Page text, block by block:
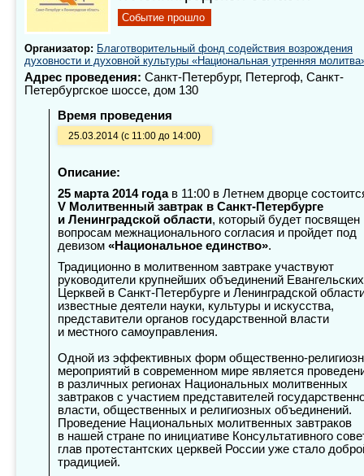
Событие прошло
Организатор: Благотворительный фонд содействия возрождения
духовности и духовной культуры «Национальная утренняя
Адрес проведения: Санкт-Петербург, Петергоф, Санкт-
Петербургское шоссе, дом 130
Время проведения
25.03.2014 (с 11:00 до 14:00)
Описание:
25 марта 2014 годав 11:00 в Летнем дворце
V Молитвенный завтрак в Санкт-Петербурге
и Ленинградской области, который будет посвящен
вопросам межнационального согласия и пройдет под
девизом «Национальное единство».
Традиционно в молитвенном завтраке участвуют
руководители крупнейших объединений Евангельских
Церквей в Санкт-Петербурге и Ленинградской
известные деятели науки, культуры и искусства,
представители органов государственной власти
и местного самоуправления.
Одной из эффективных форм общественно-
мероприятий в современном мире является
в различных регионах Национальных молитвенных
завтраков с участием представителей
власти, общественных и религиозных объединений.
Проведение Национальных молитвенных завтраков
в нашей стране по инициативе Консультативного
глав протестантских церквей России уже стало
традицией.